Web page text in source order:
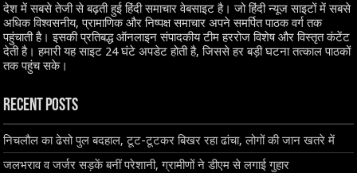
देश में सबसे तेजी से बढ़ती हुई हिंदी समाचार वेबसाइट है। जो हिंदी न्यूज साइटों में सबसे
अधिक विश्वसनीय, प्रामाणिक और निष्पक्ष समाचार अपने समर्पित पाठक वर्ग तक
पहुंचाती है। इसकी प्रतिबद्ध ऑनलाइन संपादकीय टीम हररोज विशेष और विस्तृत कंटेंट
देती है। हमारी यह साइट 24 घंटे अपडेट होती है, जिससे हर बड़ी घटना तत्काल पाठकों
तक पहुंच सके।
Recent Posts
निचलौल का ढेसो पुल बदहाल, टूट-टूटकर बिखर रहा ढांचा, लोगों की जान खतरे में
जलभराव व जर्जर सड़कें बनीं परेशानी, ग्रामीणों ने डीएम से लगाई गुहार